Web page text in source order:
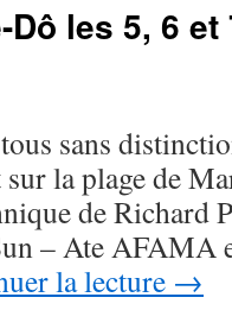
Dô les 5, 6
sans
la plage de
de Richard
– Ate AFAMA
la lecture →